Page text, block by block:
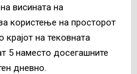
висината на
користење на просторот
на тековната
5 наместо досегашните
дневно.